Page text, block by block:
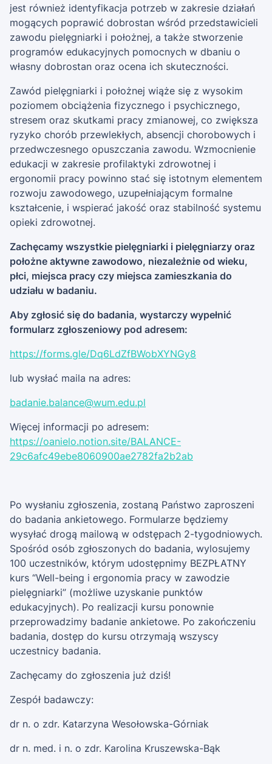
jest również identyfikacja potrzeb w zakresie działań
mogących poprawić dobrostan wśród przedstawicieli
zawodu pielęgniarki i położnej, a także stworzenie
programów edukacyjnych pomocnych w dbaniu o
własny dobrostan oraz ocena ich skuteczności.
Zawód pielęgniarki i położnej wiąże się z wysokim
poziomem obciążenia fizycznego i psychicznego,
stresem oraz skutkami pracy zmianowej, co zwiększa
ryzyko chorób przewlekłych, absencji chorobowych i
przedwczesnego opuszczania zawodu. Wzmocnienie
edukacji w zakresie profilaktyki zdrowotnej i
ergonomii pracy powinno stać się istotnym elementem
rozwoju zawodowego, uzupełniającym formalne
kształcenie, i wspierać jakość oraz stabilność systemu
opieki zdrowotnej.
Zachęcamy wszystkie pielęgniarki i pielęgniarzy oraz
położne aktywne zawodowo, niezależnie od wieku,
płci, miejsca pracy czy miejsca zamieszkania do
udziału w badaniu.
Aby zgłosić się do badania, wystarczy wypełnić
formularz zgłoszeniowy pod adresem:
https://forms.gle/Dq6LdZfBWobXYNGy8
lub wysłać maila na adres:
badanie.balance@wum.edu.pl
Więcej informacji po adresem:
https://oanielo.notion.site/BALANCE-
29c6afc49ebe8060900ae2782fa2b2ab
Po wysłaniu zgłoszenia, zostaną Państwo zaproszeni
do badania ankietowego. Formularze będziemy
wysyłać drogą mailową w odstępach 2-tygodniowych.
Spośród osób zgłoszonych do badania, wylosujemy
100 uczestników, którym udostępnimy BEZPŁATNY
kurs “Well-being i ergonomia pracy w zawodzie
pielęgniarki” (możliwe uzyskanie punktów
edukacyjnych). Po realizacji kursu ponownie
przeprowadzimy badanie ankietowe. Po zakończeniu
badania, dostęp do kursu otrzymają wszyscy
uczestnicy badania.
Zachęcamy do zgłoszenia już dziś!
Zespół badawczy:
dr n. o zdr. Katarzyna Wesołowska-Górniak
dr n. med. i n. o zdr. Karolina Kruszewska-Bąk